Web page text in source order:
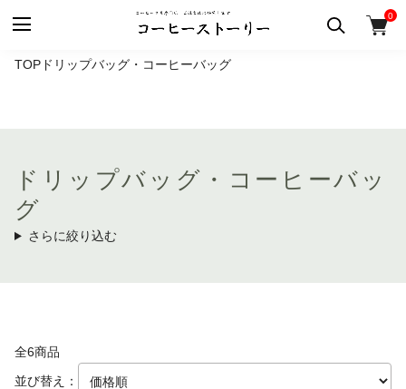
0
TOP ドリップバッグ・コーヒーバッグ
ドリップバッグ・コーヒーバッ
グ
さらに絞り込む
全6商品
並び替え：